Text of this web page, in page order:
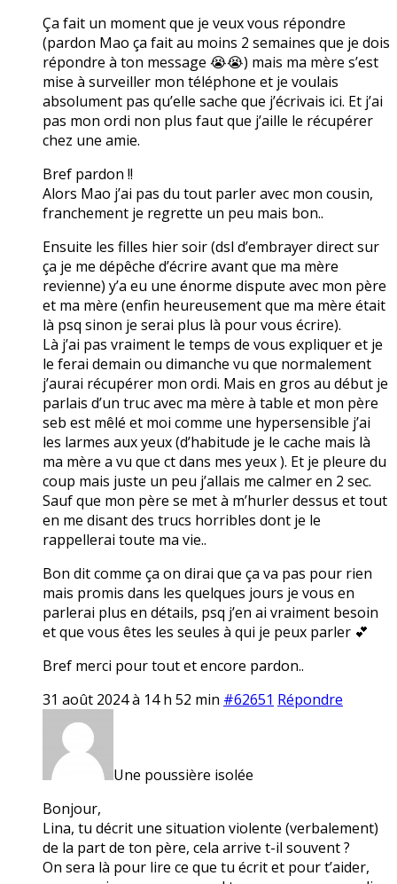
Ça fait un moment que je veux vous répondre
(pardon Mao ça fait au moins 2 semaines que je dois
répondre à ton message 😭😭) mais ma mère s’est
mise à surveiller mon téléphone et je voulais
absolument pas qu’elle sache que j’écrivais ici. Et j’ai
pas mon ordi non plus faut que j’aille le récupérer
chez une amie.
Bref pardon !!
Alors Mao j’ai pas du tout parler avec mon cousin,
franchement je regrette un peu mais bon..
Ensuite les filles hier soir (dsl d’embrayer direct sur
ça je me dépêche d’écrire avant que ma mère
revienne) y’a eu une énorme dispute avec mon père
et ma mère (enfin heureusement que ma mère était
là psq sinon je serai plus là pour vous écrire).
Là j’ai pas vraiment le temps de vous expliquer et je
le ferai demain ou dimanche vu que normalement
j’aurai récupérer mon ordi. Mais en gros au début je
parlais d’un truc avec ma mère à table et mon père
seb est mêlé et moi comme une hypersensible j’ai
les larmes aux yeux (d’habitude je le cache mais là
ma mère a vu que ct dans mes yeux ). Et je pleure du
coup mais juste un peu j’allais me calmer en 2 sec.
Sauf que mon père se met à m’hurler dessus et tout
en me disant des trucs horribles dont je le
rappellerai toute ma vie..
Bon dit comme ça on dirai que ça va pas pour rien
mais promis dans les quelques jours je vous en
parlerai plus en détails, psq j’en ai vraiment besoin
et que vous êtes les seules à qui je peux parler 💕
Bref merci pour tout et encore pardon..
31 août 2024 à 14 h 52 min #62651 Répondre
Une poussière isolée
Bonjour,
Lina, tu décrit une situation violente (verbalement)
de la part de ton père, cela arrive t-il souvent ?
On sera là pour lire ce que tu écrit et pour t’aider,